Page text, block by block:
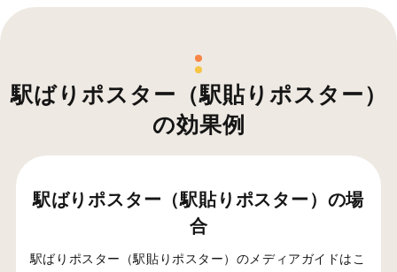
駅ばりポスター（駅貼りポスター）
の効果例
駅ばりポスター（駅貼りポスター）の場
合
駅ばりポスター（駅貼りポスター）のメディアガイドはこ